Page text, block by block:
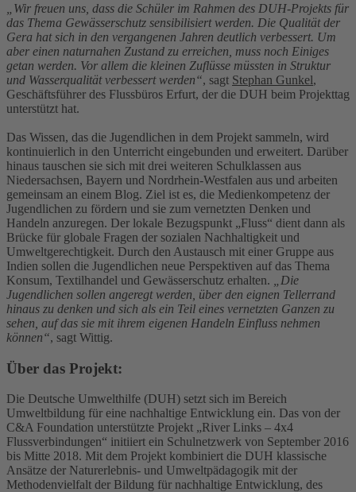
„Wir freuen uns, dass die Schüler im Rahmen des DUH-Projekts für
das Thema Gewässerschutz sensibilisiert werden. Die Qualität der
Gera hat sich in den vergangenen Jahren deutlich verbessert. Um
aber einen naturnahen Zustand zu erreichen, muss noch Einiges
getan werden. Vor allem die kleinen Zuflüsse müssten in Struktur
und Wasserqualität verbessert werden“, sagt Stephan Gunkel,
Geschäftsführer des Flussbüros Erfurt, der die DUH beim Projekttag
unterstützt hat.
Das Wissen, das die Jugendlichen in dem Projekt sammeln, wird
kontinuierlich in den Unterricht eingebunden und erweitert. Darüber
hinaus tauschen sie sich mit drei weiteren Schulklassen aus
Niedersachsen, Bayern und Nordrhein-Westfalen aus und arbeiten
gemeinsam an einem Blog. Ziel ist es, die Medienkompetenz der
Jugendlichen zu fördern und sie zum vernetzten Denken und
Handeln anzuregen. Der lokale Bezugspunkt „Fluss“ dient dann als
Brücke für globale Fragen der sozialen Nachhaltigkeit und
Umweltgerechtigkeit. Durch den Austausch mit einer Gruppe aus
Indien sollen die Jugendlichen neue Perspektiven auf das Thema
Konsum, Textilhandel und Gewässerschutz erhalten.
„Die
Jugendlichen sollen angeregt werden, über den eignen Tellerrand
hinaus zu denken und sich als ein Teil eines vernetzten Ganzen zu
sehen, auf das sie mit ihrem eigenen Handeln Einfluss nehmen
können“, sagt Wittig.
Über das Projekt:
Die Deutsche Umwelthilfe (DUH) setzt sich im Bereich
Umweltbildung für eine nachhaltige Entwicklung ein. Das von der
C&A Foundation unterstützte Projekt „River Links – 4x4
Flussverbindungen“ initiiert ein Schulnetzwerk von September 2016
bis Mitte 2018. Mit dem Projekt kombiniert die DUH klassische
Ansätze der Naturerlebnis- und Umweltpädagogik mit der
Methodenvielfalt der Bildung für nachhaltige Entwicklung, des